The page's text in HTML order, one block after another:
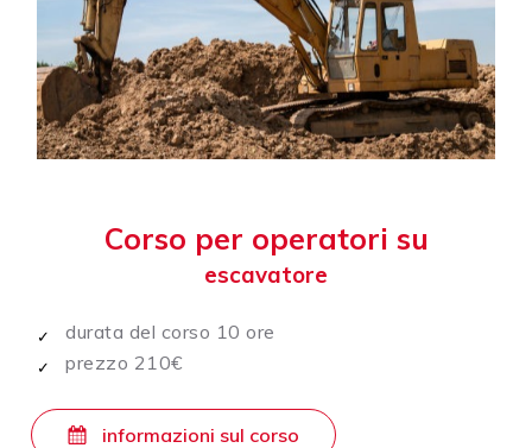
Corso per operatori su
escavatore
durata del corso 10 ore
prezzo 210€
informazioni sul corso